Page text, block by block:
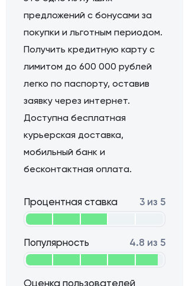
предложений с бонусами за
покупки и льготным периодом.
Получить кредитную карту с
лимитом до 600 000 рублей
легко по паспорту, оставив
заявку через интернет.
Доступна бесплатная
курьерская доставка,
мобильный банк и
бесконтактная оплата.
Процентная ставка 3 из 5
Популярность 4.8 из 5
Оценка пользователей